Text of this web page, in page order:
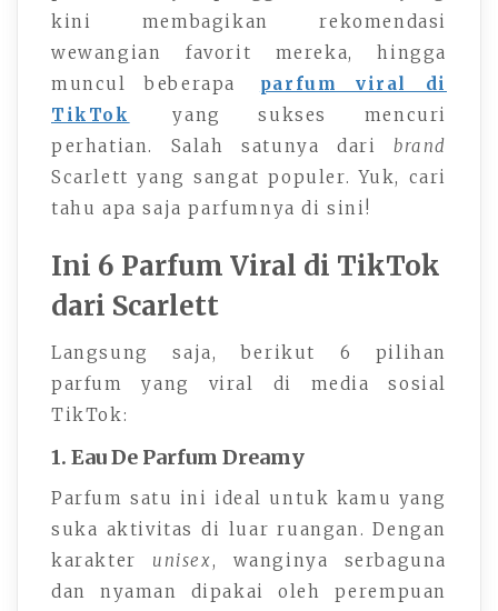
kini membagikan rekomendasi
wewangian favorit mereka, hingga
muncul beberapa
parfum viral di
TikTok
yang sukses mencuri
perhatian. Salah satunya dari brand
Scarlett yang sangat populer. Yuk, cari
tahu apa saja parfumnya di sini!
Ini 6 Parfum Viral di TikTok
dari Scarlett
Langsung saja, berikut 6 pilihan
parfum yang viral di media sosial
TikTok:
1. Eau De Parfum Dreamy
Parfum satu ini ideal untuk kamu yang
suka aktivitas di luar ruangan. Dengan
karakter unisex, wanginya serbaguna
dan nyaman dipakai oleh perempuan